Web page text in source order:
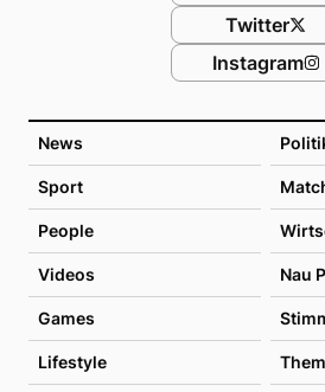
News
Sport
People
Videos Nau
Games
Lifestyle
Twitter
Instagram